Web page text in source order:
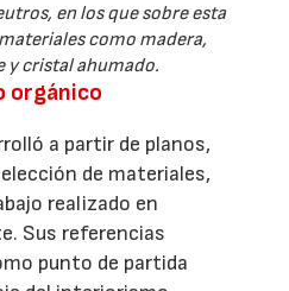
en los que sobre esta
como madera,
y cristal ahumado.
orgánico
a partir de planos,
de materiales,
realizado en
Sus referencias
punto de partida